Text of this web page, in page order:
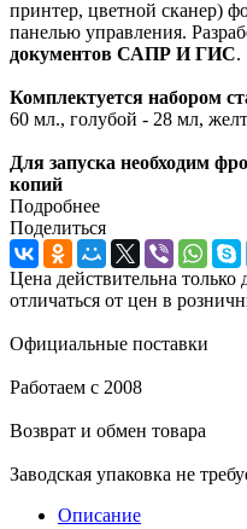
принтер, цветной сканер)
панелью управления.
документов САПР И ГИС.
Комплектуется набором
60 мл., голубой - 28 мл,
Для запуска необходим
копий
Подробнее
Поделиться
Цена действительна
отличаться от цен в
Официальные поставки
Работаем с 2008
Возврат и обмен товара
Заводская упаковка не
Описание